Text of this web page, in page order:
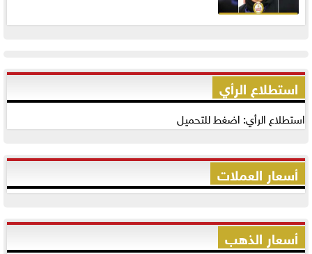
استطلاع الرأي
استطلاع الرأي: اضغط للتحميل
أسعار العملات
أسعار الذهب